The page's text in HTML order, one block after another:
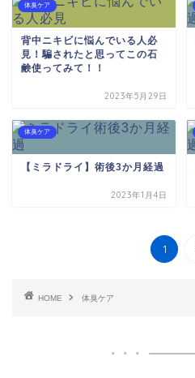
体臭ケア
背中ニキビに悩んでいる人必
見！騙されたと思ってこの石
鹸使ってみて！！
2023年5月29日
体臭ケア
【ミラドライ】術後3か月経過
2023年1月4日
1
HOME 体臭ケア